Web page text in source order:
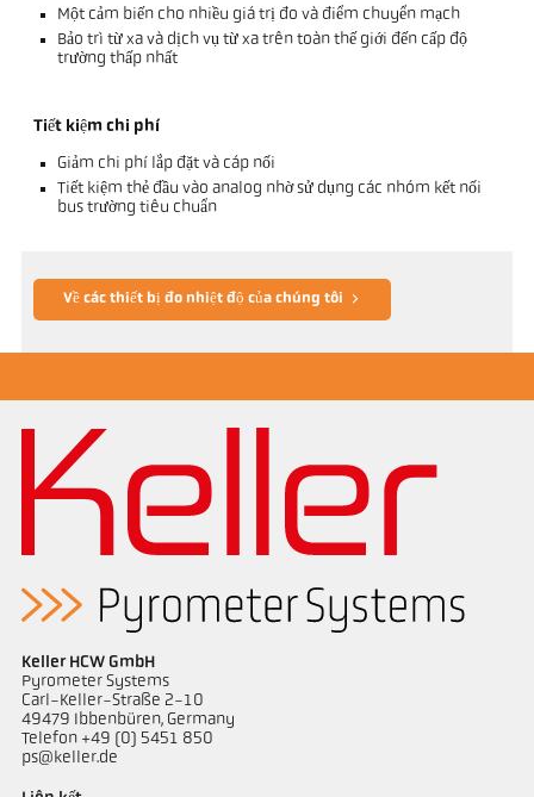
Một cảm biến cho nhiều giá trị đo và điểm chuyển mạch
Bảo trì từ xa và dịch vụ từ xa trên toàn thế giới đến cấp độ
trường thấp nhất
Tiết kiệm chi phí
Giảm chi phí lắp đặt và cáp nối
Tiết kiệm thẻ đầu vào analog nhờ sử dụng các nhóm kết nối
bus trường tiêu chuẩn
Về các thiết bị đo nhiệt độ của chúng tôi
Keller HCW GmbH
Pyrometer Systems
Carl-Keller-Straße 2-10
49479 Ibbenbüren, Germany
Telefon +49 (0) 5451 850
ps@keller.de